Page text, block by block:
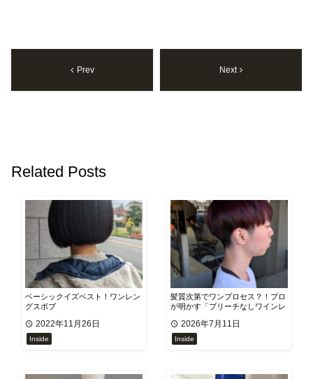
Prev Next
Related Posts
ベーシックイズベスト！ワンレン
グスボブ
2022年11月26日
Inside
​髪質次第でワンプロセス？！プロ
が明かす「ブリーチなしワインレ
やかに魅せる秘密
2026年7月11日
Inside